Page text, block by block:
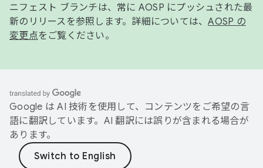
ニフェスト ブランチは、常に AOSP にプッシュされた最
新のリリースを参照します。詳細については、AOSP の
変更点をご覧ください。
Google は AI 技術を使用して、コンテンツをご希望の言
語に翻訳しています。AI 翻訳には誤りが含まれる場合が
あります。